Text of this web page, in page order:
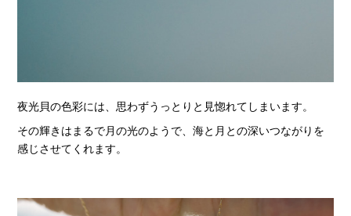
夜光貝の色彩には、思わずうっとりと見惚れてしまいます。
その輝きはまるで月の光のようで、海と月との深いつながりを
感じさせてくれます。